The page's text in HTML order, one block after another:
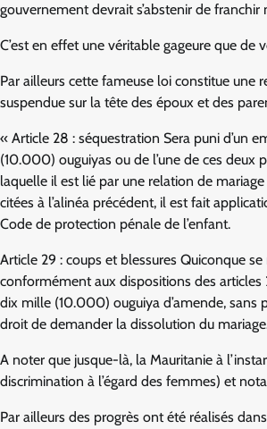
gouvernement devrait s’abstenir de
C’est en effet une véritable gageure que
Par ailleurs cette fameuse loi constitue une
suspendue sur la tête des époux et des
« Article 28 : séquestration Sera puni d’un
(10.000) ouguiyas ou de l’une de ces deux
laquelle il est lié par une relation de
citées à l’alinéa précédent, il est fait
Code de protection pénale de l’enfant.
Article 29 : coups et blessures Quiconque
conformément aux dispositions des
dix mille (10.000) ouguiya d’amende, sans
droit de demander la dissolution du
A noter que jusque-là, la Mauritanie à
discrimination à l’égard des femmes) et
Par ailleurs des progrès ont été réalisés